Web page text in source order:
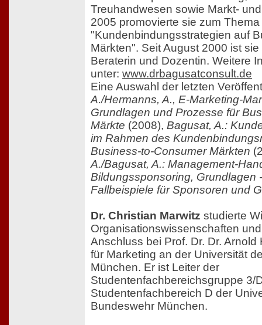
Treuhandwesen sowie Markt-
2005 promovierte sie zum Thema
"Kundenbindungsstrategien auf
Märkten". Seit August 2000 ist
Beraterin und Dozentin. Weitere
unter: www.drbagusatconsult.de
Eine Auswahl der letzten
A./Hermanns, A., E-Marketing-
Grundlagen und Prozesse für
Märkte (2008), Bagusat, A.:
im Rahmen des
Business-to-Consumer Märkten
A./Bagusat, A.: Management-
Bildungssponsoring, Grundlagen
Fallbeispiele für Sponsoren und
Dr. Christian Marwitz studierte
Organisationswissenschaften
Anschluss bei Prof. Dr. Dr.
für Marketing an der Universität
München. Er ist Leiter der
Studentenfachbereichsgruppe 3/
Studentenfachbereich D der
Bundeswehr München.